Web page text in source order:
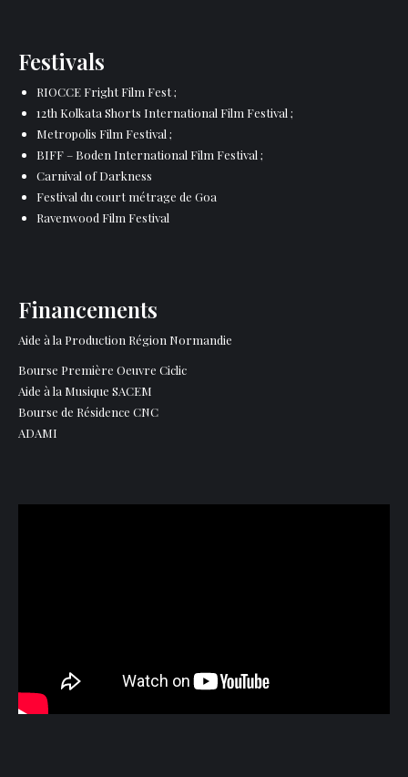
Festivals
RIOCCE Fright Film Fest ;
12th Kolkata Shorts International Film Festival ;
Metropolis Film Festival ;
BIFF – Boden International Film Festival ;
Carnival of Darkness
Festival du court métrage de Goa
Ravenwood Film Festival
Financements
Aide à la Production Région Normandie
Bourse Première Oeuvre Ciclic
Aide à la Musique SACEM
Bourse de Résidence CNC
ADAMI